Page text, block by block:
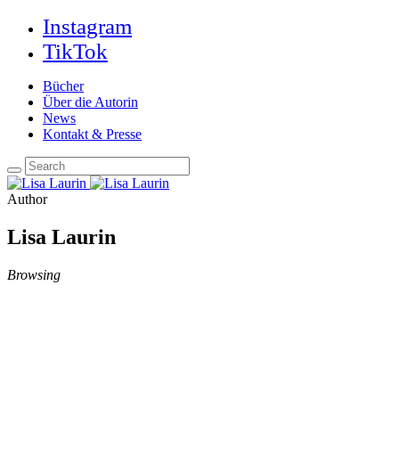
Instagram
TikTok
Bücher
Über die Autorin
News
Kontakt & Presse
Author
Lisa Laurin
Browsing